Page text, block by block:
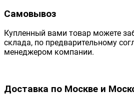
Самовывоз
Купленный вами товар можете
склада, по предварительному
менеджером компании.
Доставка по Москве и